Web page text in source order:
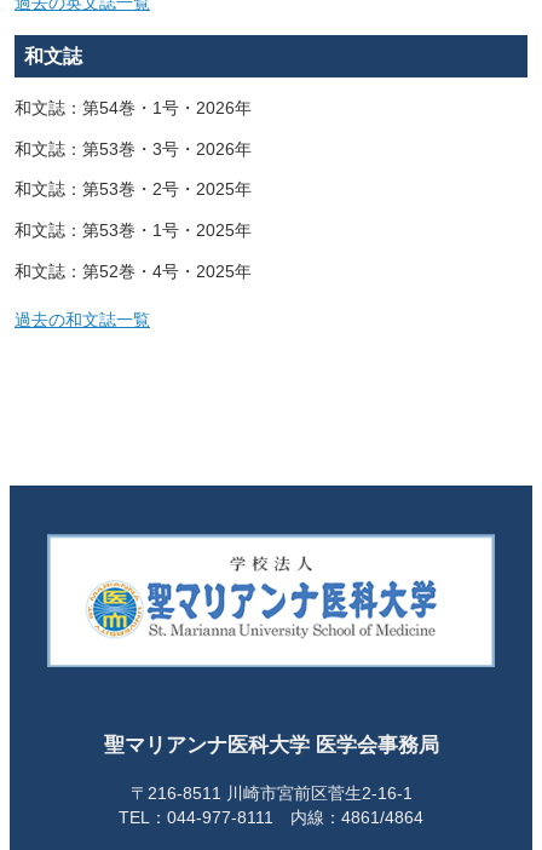
和文誌
和文誌：第54巻・1号・2026年
和文誌：第53巻・3号・2026年
和文誌：第53巻・2号・2025年
和文誌：第53巻・1号・2025年
和文誌：第52巻・4号・2025年
過去の和文誌一覧
聖マリアンナ医科大学 医学会事務局
〒216-8511 川崎市宮前区菅生2-16-1
TEL：044-977-8111 内線：4861/4864